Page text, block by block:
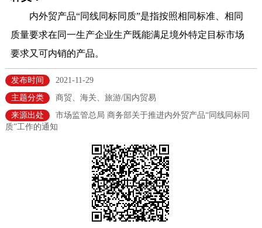
政务公开
市领导
政策兑现 政策解读
决策公开
法人服务
利企服务
内外贸产品“同线同标同质”是指按照相同标准、相同
质量要求在同一生产企业生产既能满足境外特定目标市场
要求又可内销的产品。
发布时间
2021-11-29
主题分类
商贸、海关、旅游/国内贸易
来源出处
市场监管总局 商务部关于推进内外贸产品“同线同标同
质”工作的通知